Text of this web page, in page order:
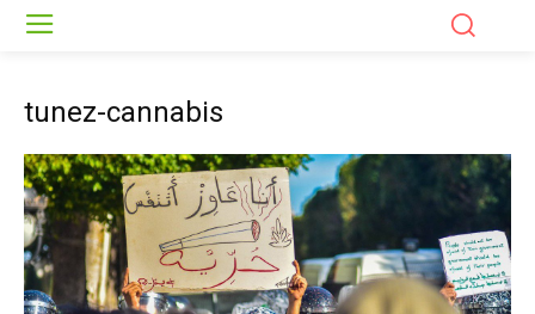
tunez-cannabis